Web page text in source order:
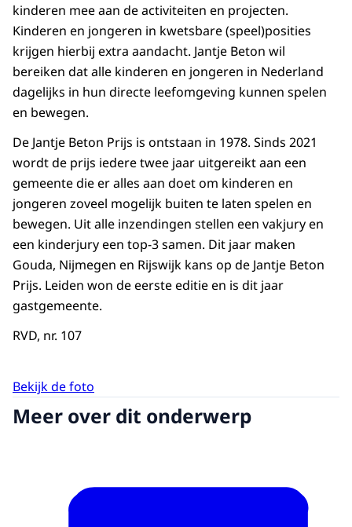
kinderen mee aan de activiteiten en projecten.
Kinderen en jongeren in kwetsbare (speel)posities
krijgen hierbij extra aandacht. Jantje Beton wil
bereiken dat alle kinderen en jongeren in Nederland
dagelijks in hun directe leefomgeving kunnen spelen
en bewegen.
De Jantje Beton Prijs is ontstaan in 1978. Sinds 2021
wordt de prijs iedere twee jaar uitgereikt aan een
gemeente die er alles aan doet om kinderen en
jongeren zoveel mogelijk buiten te laten spelen en
bewegen. Uit alle inzendingen stellen een vakjury en
een kinderjury een top-3 samen. Dit jaar maken
Gouda, Nijmegen en Rijswijk kans op de Jantje Beton
Prijs. Leiden won de eerste editie en is dit jaar
gastgemeente.
RVD, nr. 107
Bekijk de foto
Meer over dit onderwerp